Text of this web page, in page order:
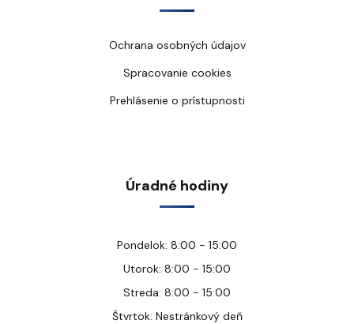
Ochrana osobných údajov
Spracovanie cookies
Prehlásenie o prístupnosti
Úradné hodiny
Pondelok: 8:00 - 15:00
Utorok: 8:00 - 15:00
Streda: 8:00 - 15:00
Štvrtok: Nestránkový deň